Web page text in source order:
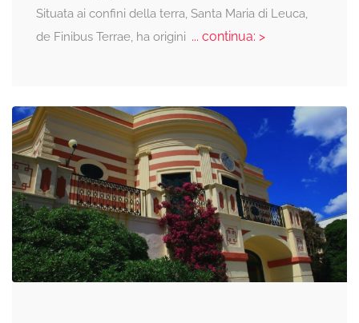
Situata ai confini della terra, Santa Maria di Leuca,
de Finibus Terrae, ha origini ... continua: >